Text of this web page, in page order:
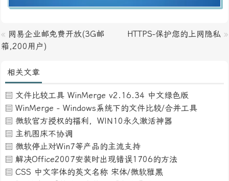
« 网易企业邮免费开放(3G邮
箱,200用户)
HTTPS-保护您的上网隐私 »
相关文章
文件比较工具 WinMerge v2.16.34 中文绿色版
WinMerge - Windows系统下的文件比较/合并工具
微软官方授权的福利，WIN10永久激活神器
主机图床不协调
微软停止对Win7等产品的主流支持
解决Office2007安装时出现错误1706的方法
CSS 中文字体的英文名称 宋体/微软雅黑